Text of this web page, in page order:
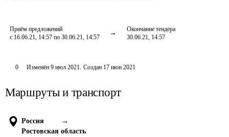
Приём предложений
с 16.06.21, 14:57 по 30.06.21, 14:57
Окончание тендера
30.06.21, 14:57
0 Изменён 9 июл 2021. Создан 17 июн 2021
Маршруты и транспорт
Россия
→
Ростовская область